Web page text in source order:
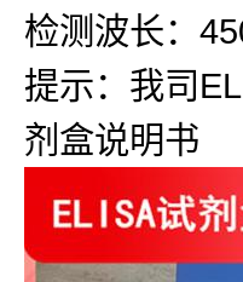
检测波长：
提示：我司
剂盒说明书